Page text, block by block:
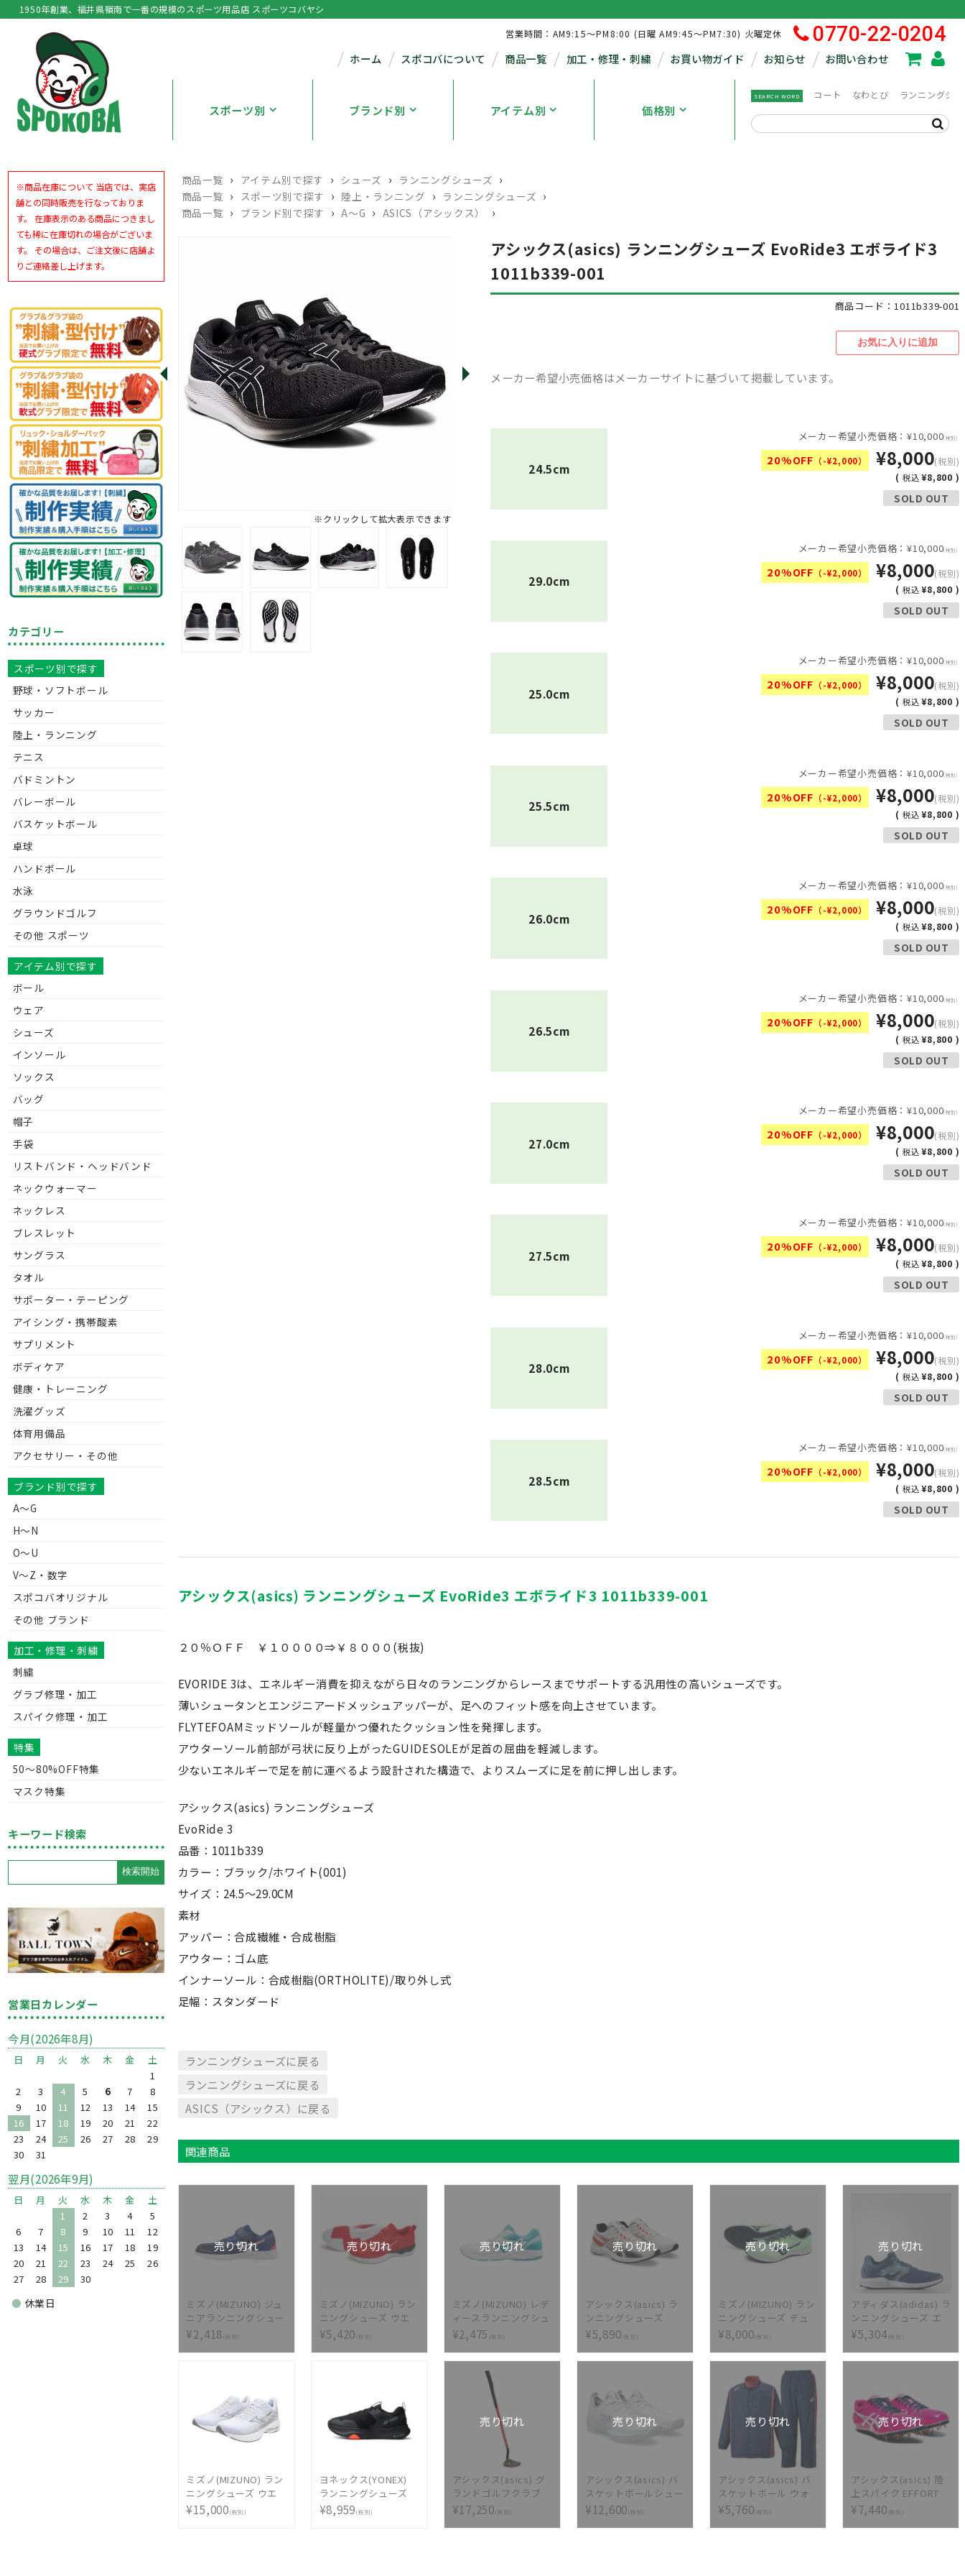
1950年創業、福井県嶺南で一番の規模のスポーツ用品店 スポーツコバヤシ
営業時間：AM9:15～PM8:00 (日曜 AM9:45～PM7:30) 火曜定休
0770-22-0204
ホーム スポコバについて 商品一覧 加工・修理・刺繍 お買い物ガイド お知らせ お問い合わせ
スポーツ別 ブランド別 アイテム別 価格別
SEARCH WORD コート なわとび ランニングシ
商品一覧 › アイテム別で探す › シューズ › ランニングシューズ ›
商品一覧 › スポーツ別で探す › 陸上・ランニング › ランニングシューズ ›
商品一覧 › ブランド別で探す › A～G › ASICS（アシックス） ›
※クリックして拡大表示できます
アシックス(asics) ランニングシューズ EvoRide3 エボライド3
1011b339-001
商品コード：1011b339-001
メーカー希望小売価格はメーカーサイトに基づいて掲載しています。
24.5cm
メーカー希望小売価格：¥10,000(税別)
20%OFF （-¥2,000） ¥8,000(税別)
( 税込 ¥8,800 )
SOLD OUT
29.0cm
メーカー希望小売価格：¥10,000(税別)
20%OFF （-¥2,000） ¥8,000(税別)
( 税込 ¥8,800 )
SOLD OUT
25.0cm
メーカー希望小売価格：¥10,000(税別)
20%OFF （-¥2,000） ¥8,000(税別)
( 税込 ¥8,800 )
SOLD OUT
25.5cm
メーカー希望小売価格：¥10,000(税別)
20%OFF （-¥2,000） ¥8,000(税別)
( 税込 ¥8,800 )
SOLD OUT
26.0cm
メーカー希望小売価格：¥10,000(税別)
20%OFF （-¥2,000） ¥8,000(税別)
( 税込 ¥8,800 )
SOLD OUT
26.5cm
メーカー希望小売価格：¥10,000(税別)
20%OFF （-¥2,000） ¥8,000(税別)
( 税込 ¥8,800 )
SOLD OUT
27.0cm
メーカー希望小売価格：¥10,000(税別)
20%OFF （-¥2,000） ¥8,000(税別)
( 税込 ¥8,800 )
SOLD OUT
27.5cm
メーカー希望小売価格：¥10,000(税別)
20%OFF （-¥2,000） ¥8,000(税別)
( 税込 ¥8,800 )
SOLD OUT
28.0cm
メーカー希望小売価格：¥10,000(税別)
20%OFF （-¥2,000） ¥8,000(税別)
( 税込 ¥8,800 )
SOLD OUT
28.5cm
メーカー希望小売価格：¥10,000(税別)
20%OFF （-¥2,000） ¥8,000(税別)
( 税込 ¥8,800 )
SOLD OUT
アシックス(asics) ランニングシューズ EvoRide3 エボライド3 1011b339-001
２０％ＯＦＦ ￥１００００⇒￥８０００(税抜)
EVORIDE 3は、エネルギー消費を抑えながら日々のランニングからレースまでサポートする汎用性の高いシューズです。
薄いシュータンとエンジニアードメッシュアッパーが、足へのフィット感を向上させています。
FLYTEFOAMミッドソールが軽量かつ優れたクッション性を発揮します。
アウターソール前部が弓状に反り上がったGUIDESOLEが足首の屈曲を軽減します。
少ないエネルギーで足を前に運べるよう設計された構造で、よりスムーズに足を前に押し出します。
アシックス(asics) ランニングシューズ
EvoRide 3
品番：1011b339
カラー：ブラック/ホワイト(001)
サイズ：24.5〜29.0CM
素材
アッパー：合成繊維・合成樹脂
アウター：ゴム底
インナーソール：合成樹脂(ORTHOLITE)/取り外し式
足幅：スタンダード
ランニングシューズに戻る
ランニングシューズに戻る
ASICS（アシックス）に戻る
関連商品
売り切れ
ミズノ(MIZUNO) ジュ
ニアランニングシュー
ズ スピードスタッズ
ベルト WT K1GC2042-
¥2,418(税別)
売り切れ
ミズノ(MIZUNO) ラン
ニングシューズ ウエ
ーブリボルト2 ワイド
J1GC218505
¥5,420(税別)
売り切れ
ミズノ(MIZUNO) レデ
ィースランニングシュ
ーズ マキシマイザー
22 K1GA2001-25
¥2,475 (税別)
売り切れ
アシックス(asics) ラ
ンニングシューズ
LYTERACER 5
1011B903-101
¥5,890(税別)
売り切れ
ミズノ(MIZUNO) ラン
ニングシューズ デュ
エルソニック4
U1GD257001
¥8,000(税別)
売り切れ
アディダス(adidas) ラ
ンニングシューズ エ
アロ バウンス
BW0281
¥5,304(税別)
ミズノ(MIZUNO) ラン
ニングシューズ ウエ
ーブライダー28 SW
J1GC240404
¥15,000(税別)
ヨネックス(YONEX)
ランニングシューズ
プライムトレーナーメ
ン SHRPT1M-007
¥8,959(税別)
売り切れ
アシックス(asics) グ
ランドゴルフクラブ
GGハンマーバランス
イーグルTC
¥17,250(税別)
売り切れ
アシックス(asics) バ
スケットボールシュー
ズ グライド ノヴァ FF
3 1063A072-100
¥12,600(税別)
売り切れ
アシックス(asics) バ
スケットボール ウォ
ームアップ ジャケッ
ト・パンツ上下セット
¥5,760(税別)
売り切れ
アシックス(asics) 陸
上スパイク EFFORT
MK 1091A014-702
¥7,440(税別)
※商品在庫について 当店では、実店
舗との同時販売を行なっておりま
す。 在庫表示のある商品につきまし
ても稀に在庫切れの場合がございま
す。 その場合は、ご注文後に店舗よ
りご連絡差し上げます。
カテゴリー
スポーツ別で探す
野球・ソフトボール
サッカー
陸上・ランニング
テニス
バドミントン
バレーボール
バスケットボール
卓球
ハンドボール
水泳
グラウンドゴルフ
その他 スポーツ
アイテム別で探す
ボール
ウェア
シューズ
インソール
ソックス
バッグ
帽子
手袋
リストバンド・ヘッドバンド
ネックウォーマー
ネックレス
ブレスレット
サングラス
タオル
サポーター・テーピング
アイシング・携帯酸素
サプリメント
ボディケア
健康・トレーニング
洗濯グッズ
体育用備品
アクセサリー・その他
ブランド別で探す
A～G
H～N
O～U
V〜Z・数字
スポコバオリジナル
その他 ブランド
加工・修理・刺繍
刺繍
グラブ修理・加工
スパイク修理・加工
特集
50〜80%OFF特集
マスク特集
キーワード検索
営業日カレンダー
今月(2026年8月)
日 月 火 水 木 金
土
1
2
3 4 5 6 7
8
9
10 11 12 13 14
15
16
17 18 19 20 21
22
23
24 25 26 27 28
29
30
31
翌月(2026年9月)
日 月 火 水 木 金
土
1
2 3 4
5
6
7 8 9 10 11
12
13
14 15 16 17 18
19
20
21 22 23 24 25
26
27
28 29 30
● 休業日